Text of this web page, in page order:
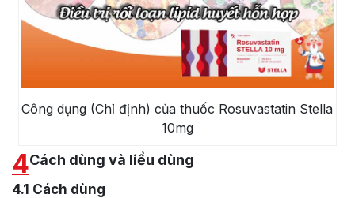
Công dụng (Chỉ định) của thuốc Rosuvastatin Stella
10mg
4Cách dùng và liều dùng
4.1 Cách dùng